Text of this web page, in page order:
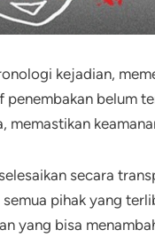
kejadian,
belum
memastikan
secara
pihak yang
yang bisa